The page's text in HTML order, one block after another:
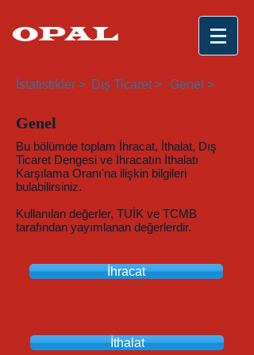
OPAL
İstatistikler > Dış Ticaret > Genel >
Genel
Bu bölümde toplam İhracat, İthalat, Dış
Ticaret Dengesi ve İhracatın İthalatı
Karşılama Oranı'na ilişkin bilgileri
bulabilirsiniz.
Kullanılan değerler, TUİK ve TCMB
tarafından yayımlanan değerlerdir.
İhracat
İthalat